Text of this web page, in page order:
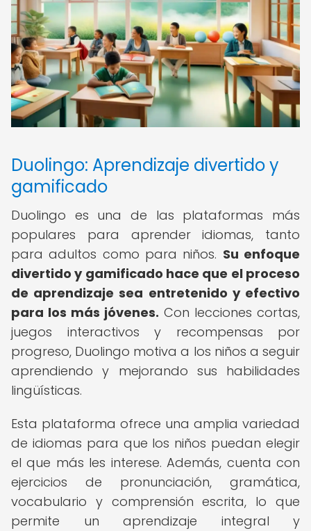
Duolingo: Aprendizaje divertido y
gamificado
Duolingo es una de las plataformas más
populares para aprender idiomas, tanto
para adultos como para niños. Su enfoque
divertido y gamificado hace que el proceso
de aprendizaje sea entretenido y efectivo
para los más jóvenes. Con lecciones cortas,
juegos interactivos y recompensas por
progreso, Duolingo motiva a los niños a seguir
aprendiendo y mejorando sus habilidades
lingüísticas.
Esta plataforma ofrece una amplia variedad
de idiomas para que los niños puedan elegir
el que más les interese. Además, cuenta con
ejercicios de pronunciación, gramática,
vocabulario y comprensión escrita, lo que
permite un aprendizaje integral y